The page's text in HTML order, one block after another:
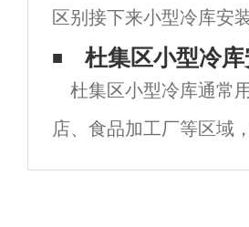
用。北京冷库常见的膨
平
区别接下来小型冷库安
下，希望对大家能有所
同功能：水冷散热器有
条水道，可充分利用水
杜集区小型冷
杜集区小型冷库通常
店、食品加工厂等区域
米的冷库，那么如何杜